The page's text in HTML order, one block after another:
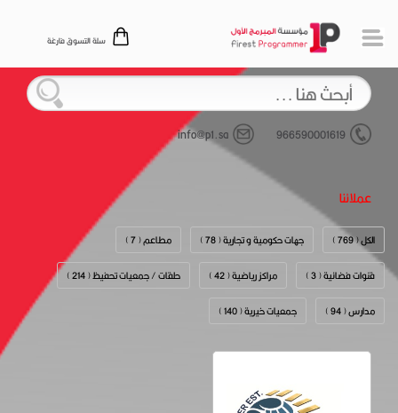
سلة التسوق فارغة
966590001619
info@p1.sa
عملائنا
الكل ( 769 ) جهات حكومية و تجارية ( 78 )
مطاعم ( 7 )
قنوات فضائية ( 3 )
مراكز رياضية ( 42 )
حلقات / جمعيات تحفيظ ( 214 )
مدارس ( 94 )
جمعيات خيرية ( 140 )